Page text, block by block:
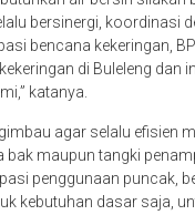
bersinergi, koordinasi
bencana kekeringan,
di Buleleng dan
katanya.
agar selalu efisien
bak maupun tangki
penggunaan puncak,
kebutuhan dasar saja,